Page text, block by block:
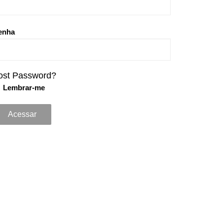
Password?
Lembrar-me